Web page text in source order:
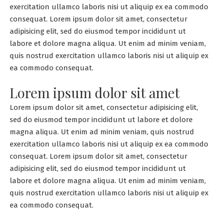
exercitation ullamco laboris nisi ut aliquip ex ea commodo
consequat. Lorem ipsum dolor sit amet, consectetur
adipisicing elit, sed do eiusmod tempor incididunt ut
labore et dolore magna aliqua. Ut enim ad minim veniam,
quis nostrud exercitation ullamco laboris nisi ut aliquip ex
ea commodo consequat.
Lorem ipsum dolor sit amet
Lorem ipsum dolor sit amet, consectetur adipisicing elit,
sed do eiusmod tempor incididunt ut labore et dolore
magna aliqua. Ut enim ad minim veniam, quis nostrud
exercitation ullamco laboris nisi ut aliquip ex ea commodo
consequat. Lorem ipsum dolor sit amet, consectetur
adipisicing elit, sed do eiusmod tempor incididunt ut
labore et dolore magna aliqua. Ut enim ad minim veniam,
quis nostrud exercitation ullamco laboris nisi ut aliquip ex
ea commodo consequat.